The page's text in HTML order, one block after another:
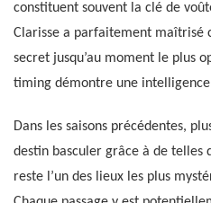
constituent souvent la clé de
Clarisse a parfaitement maîtrisé
secret jusqu’au moment le plus
timing démontre une
Dans les saisons précédentes,
destin basculer grâce à de telles
reste l’un des lieux les plus